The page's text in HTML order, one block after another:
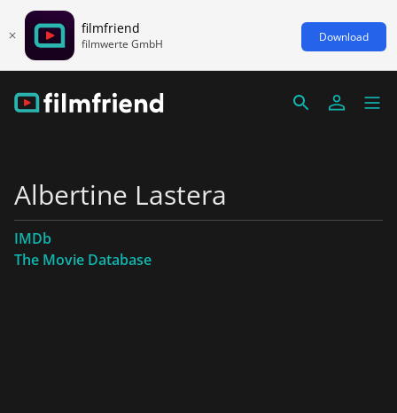
filmfriend
filmwerte GmbH Download
Albertine Lastera
IMDb
The Movie Database